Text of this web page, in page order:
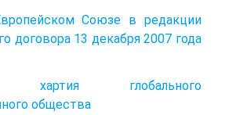
Союзе в редакции
договора 13 декабря 2007 года
хартия глобального
общества